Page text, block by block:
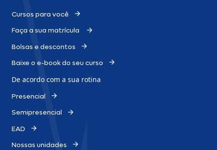
Cursos para você
Faça a sua matrícula
Bolsas e descontos
Baixe o e-book do seu curso
De acordo com a sua rotina
Presencial
Semipresencial
EAD
Nossas unidades